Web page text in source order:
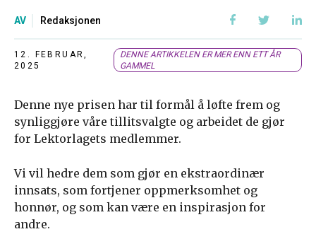
AV Redaksjonen
12. FEBRUAR,
2025
DENNE ARTIKKELEN ER MER ENN ETT ÅR
GAMMEL
Denne nye prisen har til formål å løfte frem og
synliggjøre våre tillitsvalgte og arbeidet de gjør
for Lektorlagets medlemmer.
Vi vil hedre dem som gjør en ekstraordinær
innsats, som fortjener oppmerksomhet og
honnør, og som kan være en inspirasjon for
andre.